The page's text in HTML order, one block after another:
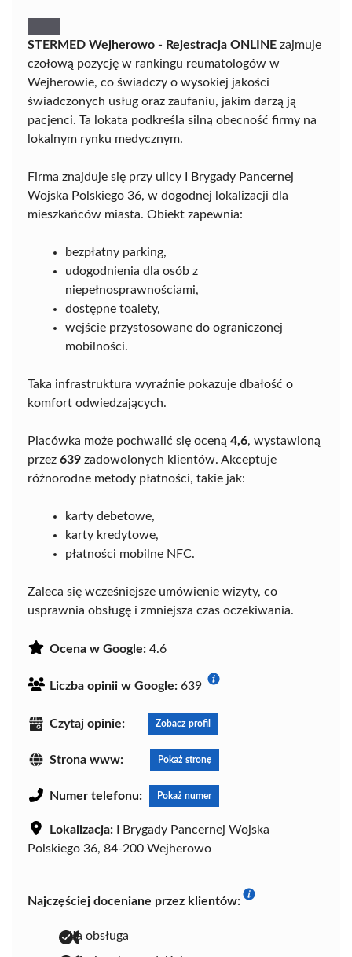
STERMED Wejherowo - Rejestracja ONLINE zajmuje
czołową pozycję w rankingu reumatologów w
Wejherowie, co świadczy o wysokiej jakości
świadczonych usług oraz zaufaniu, jakim darzą ją
pacjenci. Ta lokata podkreśla silną obecność firmy na
lokalnym rynku medycznym.
Firma znajduje się przy ulicy I Brygady Pancernej
Wojska Polskiego 36, w dogodnej lokalizacji dla
mieszkańców miasta. Obiekt zapewnia:
bezpłatny parking,
udogodnienia dla osób z
niepełnosprawnościami,
dostępne toalety,
wejście przystosowane do ograniczonej
mobilności.
Taka infrastruktura wyraźnie pokazuje dbałość o
komfort odwiedzających.
Placówka może pochwalić się oceną 4,6, wystawioną
przez 639 zadowolonych klientów. Akceptuje
różnorodne metody płatności, takie jak:
karty debetowe,
karty kredytowe,
płatności mobilne NFC.
Zaleca się wcześniejsze umówienie wizyty, co
usprawnia obsługę i zmniejsza czas oczekiwania.
Ocena w Google: 4.6
Liczba opinii w Google: 639
Czytaj opinie: Zobacz profil
Strona www: Pokaż stronę
Numer telefonu: Pokaż numer
Lokalizacja: I Brygady Pancernej Wojska
Polskiego 36, 84-200 Wejherowo
Najczęściej doceniane przez klientów:
miła obsługa